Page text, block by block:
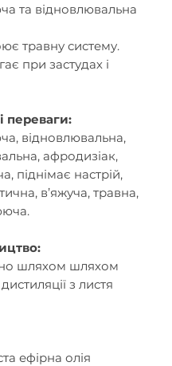
та відновлювальна
травну систему.
при застудах і
переваги:
відновлювальна,
афродизіак,
піднімає настрій,
в’яжуча, травна,
шляхом шляхом
з листя
ефірна олія